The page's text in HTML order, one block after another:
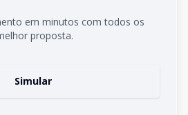
em minutos com todos os
proposta.
Simular